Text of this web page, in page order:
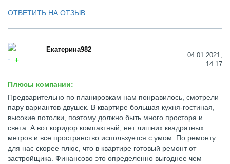
ОТВЕТИТЬ НА ОТЗЫВ
Екатерина982
04.01.2021,
14:17
Плюсы компании:
Предварительно по планировкам нам понравилось, смотрели
пару вариантов двушек. В квартире большая кухня-гостиная,
высокие потолки, поэтому должно быть много простора и
света. А вот коридор компактный, нет лишних квадратных
метров и все пространство используется с умом. По ремонту:
для нас скорее плюс, что в квартире готовый ремонт от
застройщика. Финансово это определенно выгоднее чем